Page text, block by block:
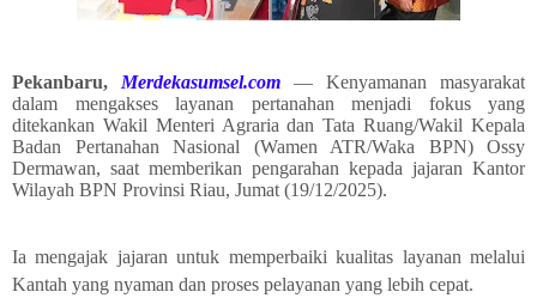
Pekanbaru, Merdekasumsel.com — Kenyamanan masyarakat
dalam mengakses layanan pertanahan menjadi fokus yang
ditekankan Wakil Menteri Agraria dan Tata Ruang/Wakil Kepala
Badan Pertanahan Nasional (Wamen ATR/Waka BPN) Ossy
Dermawan, saat memberikan pengarahan kepada jajaran Kantor
Wilayah BPN Provinsi Riau, Jumat (19/12/2025).
Ia mengajak jajaran untuk memperbaiki kualitas layanan melalui
Kantah yang nyaman dan proses pelayanan yang lebih cepat.